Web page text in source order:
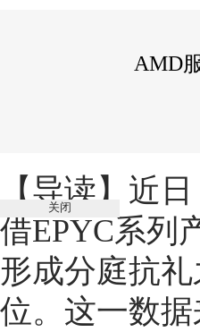
AMD
【导读】 近
借EPYC系列
形成分庭抗
位。这一数据
关闭